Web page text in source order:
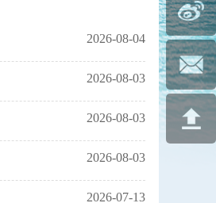
2026-08-04
2026-08-03
2026-08-03
2026-08-03
2026-07-13